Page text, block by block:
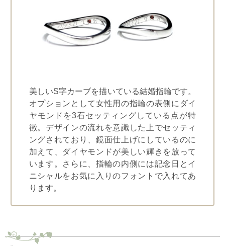
美しいS字カーブを描いている結婚指輪です。
オプションとして女性用の指輪の表側にダイ
ヤモンドを3石セッティングしている点が特
徴。デザインの流れを意識した上でセッティ
ングされており、鏡面仕上げにしているのに
加えて、ダイヤモンドが美しい輝きを放って
います。さらに、指輪の内側には記念日とイ
ニシャルをお気に入りのフォントで入れてあ
ります。